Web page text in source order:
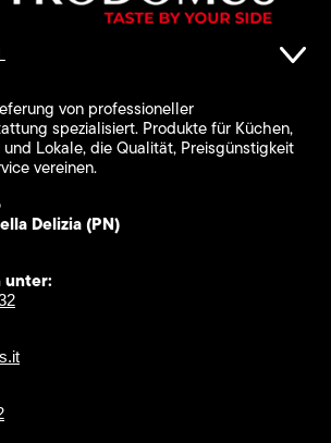
von professioneller
spezialisiert. Produkte für Küchen,
und Lokale, die Qualität, Preisgünstigkeit
vereinen.
Delizia (PN)
unter: